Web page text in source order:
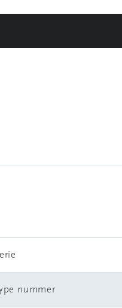
nummer